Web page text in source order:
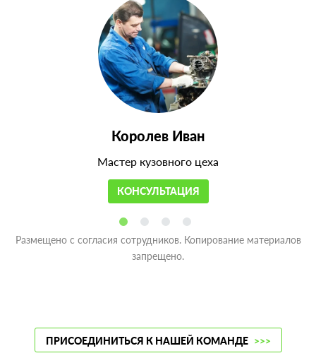
Королев Иван
Мастер кузовного цеха
КОНСУЛЬТАЦИЯ
Размещено с согласия сотрудников. Копирование материалов
запрещено.
ПРИСОЕДИНИТЬСЯ К НАШЕЙ КОМАНДЕ >>>